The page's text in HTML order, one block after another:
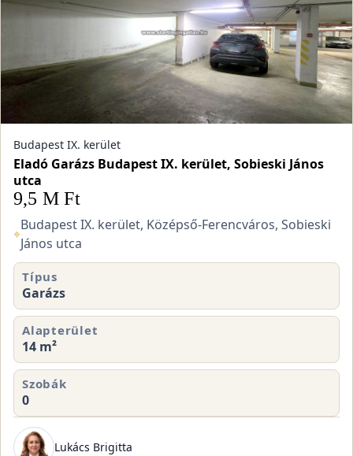
Budapest IX. kerület
Eladó Garázs Budapest IX. kerület, Sobieski János
utca
9,5 M Ft
⌖
Budapest IX. kerület, Középső-Ferencváros, Sobieski
János utca
Típus
Garázs
Alapterület
14 m²
Szobák
0
Lukács Brigitta